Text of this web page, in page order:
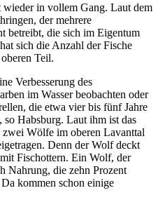
wieder in vollem Gang. Laut dem
der mehrere
betreibt, die sich im Eigentum
sich die Anzahl der Fische
Teil.
Verbesserung des
im Wasser beobachten oder
die etwa vier bis fünf Jahre
Habsburg. Laut ihm ist das
zwei Wölfe im oberen Lavanttal
Denn der Wolf deckt
Fischottern. Ein Wolf, der
Nahrung, die zehn Prozent
kommen schon einige